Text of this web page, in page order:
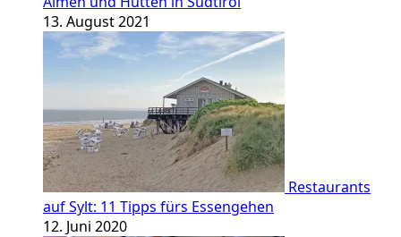
13. August 2021
Restaurants
auf Sylt: 11 Tipps fürs Essengehen
12. Juni 2020